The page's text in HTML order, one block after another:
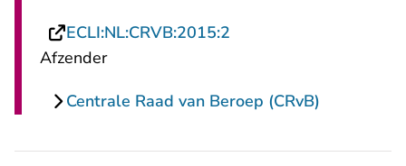
ECLI:NL:CRVB:2015:2
Afzender
Centrale Raad van Beroep (CRvB)